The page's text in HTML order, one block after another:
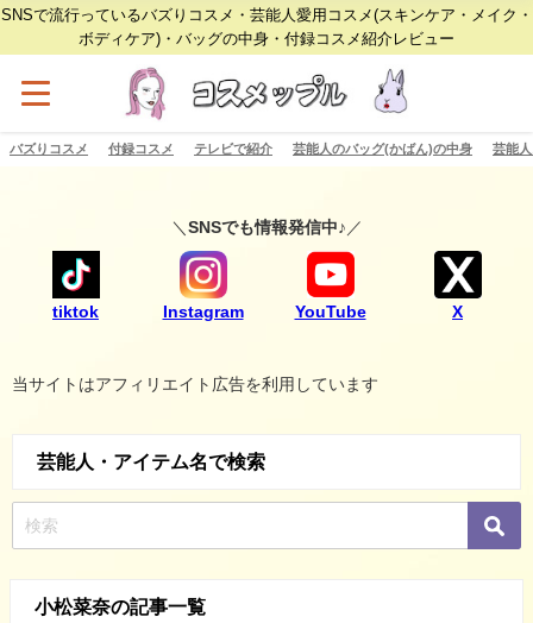
SNSで流行っているバズりコスメ・芸能人愛用コスメ(スキンケア・メイク・
ボディケア)・バッグの中身・付録コスメ紹介レビュー
バズりコスメ 付録コスメ テレビで紹介 芸能人のバッグ(かばん)の中身 芸能
＼ SNSでも情報発信中♪ ／
tiktok Instagram YouTube X
当サイトはアフィリエイト広告を利用しています
芸能人・アイテム名で検索
小松菜奈の記事一覧